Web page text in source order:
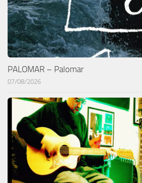
PALOMAR – Palomar
07/08/2026